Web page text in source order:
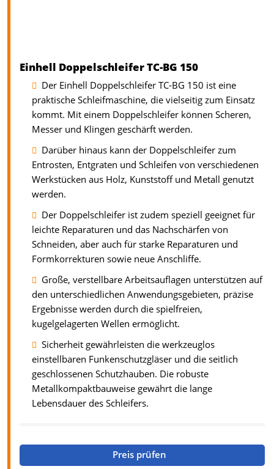
Einhell Doppelschleifer TC-BG 150
Der Einhell Doppelschleifer TC-BG 150 ist eine
praktische Schleifmaschine, die vielseitig zum Einsatz
kommt. Mit einem Doppelschleifer können Scheren,
Messer und Klingen geschärft werden.
Darüber hinaus kann der Doppelschleifer zum
Entrosten, Entgraten und Schleifen von verschiedenen
Werkstücken aus Holz, Kunststoff und Metall genutzt
werden.
Der Doppelschleifer ist zudem speziell geeignet für
leichte Reparaturen und das Nachschärfen von
Schneiden, aber auch für starke Reparaturen und
Formkorrekturen sowie neue Anschliffe.
Große, verstellbare Arbeitsauflagen unterstützen auf
den unterschiedlichen Anwendungsgebieten, präzise
Ergebnisse werden durch die spielfreien,
kugelgelagerten Wellen ermöglicht.
Sicherheit gewährleisten die werkzeuglos
einstellbaren Funkenschutzgläser und die seitlich
geschlossenen Schutzhauben. Die robuste
Metallkompaktbauweise gewährt die lange
Lebensdauer des Schleifers.
Preis prüfen